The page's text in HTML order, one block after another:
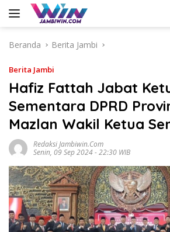
Langsung
Beranda
Berita Jambi
Berita Jambi
Hafiz Fattah Jabat
Sementara DPRD
Mazlan Wakil Ketua
Redaksi Jambiwin.com
Senin, 09 Sep 2024 - 22:30 WIB